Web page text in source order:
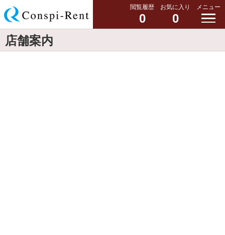
閲覧履歴
0
お気に入り
0
メニュー
店舗案内